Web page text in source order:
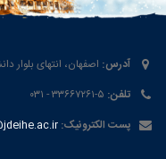
آدرس: اصفهان، انتهای بلوار
تلفن: ۵-۳۳۶۶۷۲۶۱ - ۰۳۱
پست الکترونیک: